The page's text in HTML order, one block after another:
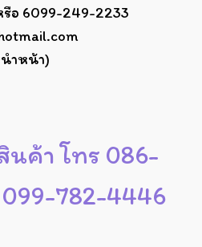
รือ 6099-249-2233
ำหน้า)
นค้า โทร 086-
099-782-4446